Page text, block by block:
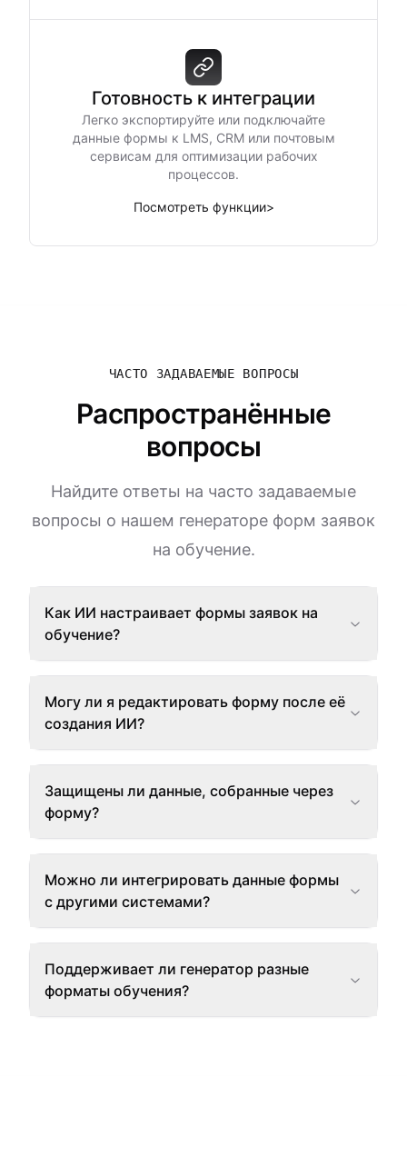
Готовность к интеграции
Легко экспортируйте или подключайте
данные формы к LMS, CRM или почтовым
сервисам для оптимизации рабочих
процессов.
Посмотреть функции>
ЧАСТО ЗАДАВАЕМЫЕ ВОПРОСЫ
Распространённые
вопросы
Найдите ответы на часто задаваемые
вопросы о нашем генераторе форм заявок
на обучение.
Как ИИ настраивает формы заявок на
обучение?
Могу ли я редактировать форму после её
создания ИИ?
Защищены ли данные, собранные через
форму?
Можно ли интегрировать данные формы
с другими системами?
Поддерживает ли генератор разные
форматы обучения?